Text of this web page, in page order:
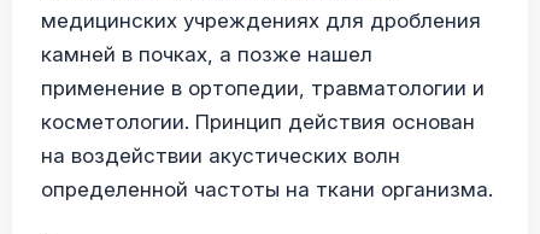
медицинских учреждениях для дробления
камней в почках, а позже нашел
применение в ортопедии, травматологии и
косметологии. Принцип действия основан
на воздействии акустических волн
определенной частоты на ткани организма.